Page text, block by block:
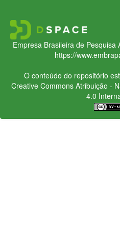
Empresa Brasileira de Pesquisa
https://
O conteúdo do repositório
Creative CommonsAtribuição -
4.0